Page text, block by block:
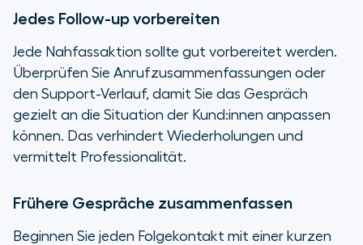
Jedes Follow-up vorbereiten
Jede Nahfassaktion sollte gut vorbereitet werden.
Überprüfen Sie Anrufzusammenfassungen oder
den Support-Verlauf, damit Sie das Gespräch
gezielt an die Situation der Kund:innen anpassen
können. Das verhindert Wiederholungen und
vermittelt Professionalität.
Frühere Gespräche zusammenfassen
Beginnen Sie jeden Folgekontakt mit einer kurzen